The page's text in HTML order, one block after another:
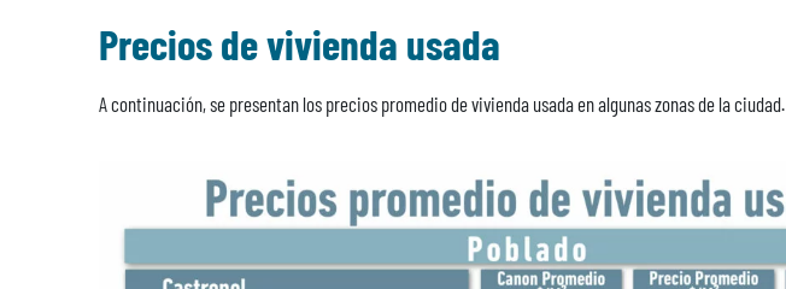
Precios de vivienda usada
A continuación, se presentan los precios promedio de vivienda usada en algunas zonas de la ciudad.